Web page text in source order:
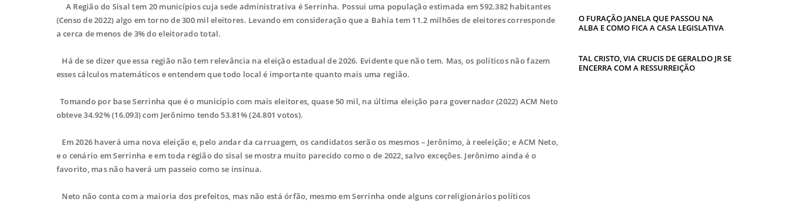
A Região do Sisal tem 20 municípios cuja sede administrativa é Serrinha. Possui uma população estimada em 592.382 habitantes
(Censo de 2022) algo em torno de 300 mil eleitores. Levando em consideração que a Bahia tem 11.2 milhões de eleitores corresponde
a cerca de menos de 3% do eleitorado total.
Há de se dizer que essa região não tem relevância na eleição estadual de 2026. Evidente que não tem. Mas, os políticos não fazem
esses cálculos matemáticos e entendem que todo local é importante quanto mais uma região.
Tomando por base Serrinha que é o município com mais eleitores, quase 50 mil, na última eleição para governador (2022) ACM Neto
obteve 34.92% (16.093) com Jerônimo tendo 53.81% (24.801 votos).
Em 2026 haverá uma nova eleição e, pelo andar da carruagem, os candidatos serão os mesmos – Jerônimo, à reeleição; e ACM Neto,
e o cenário em Serrinha e em toda região do sisal se mostra muito parecido como o de 2022, salvo exceções. Jerônimo ainda é o
favorito, mas não haverá um passeio como se insinua.
Neto não conta com a maioria dos prefeitos, mas não está órfão, mesmo em Serrinha onde alguns correligionários políticos
O FURAÇÃO JANELA QUE PASSOU NA
ALBA E COMO FICA A CASA LEGISLATIVA
TAL CRISTO, VIA CRUCIS DE GERALDO JR SE
ENCERRA COM A RESSURREIÇÃO